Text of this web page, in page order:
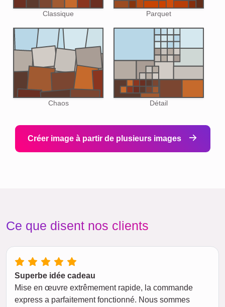
Classique Parquet
Chaos Détail
Créer image à partir de plusieurs images
Ce que disent nos clients
Superbe idée cadeau
Mise en œuvre extrêmement rapide, la commande
express a parfaitement fonctionné. Nous sommes